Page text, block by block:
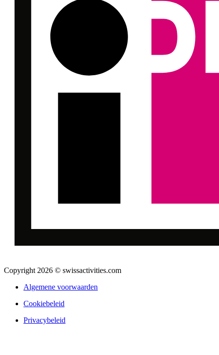
Copyright 2026 © swissactivities.com
Algemene voorwaarden
Cookiebeleid
Privacybeleid